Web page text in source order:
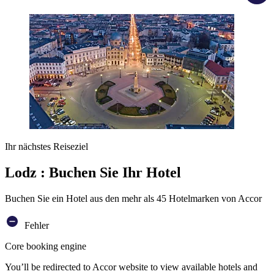
Ihr nächstes Reiseziel
Lodz : Buchen Sie Ihr Hotel
Buchen Sie ein Hotel aus den mehr als 45 Hotelmarken von Accor
Fehler
Core booking engine
You’ll be redirected to Accor website to view available hotels and